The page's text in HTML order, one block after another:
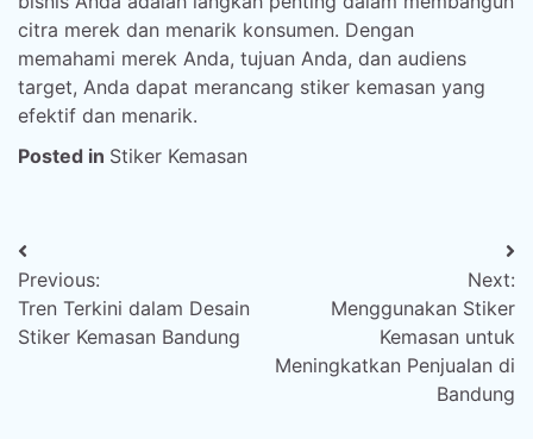
citra merek dan menarik konsumen. Dengan
memahami merek Anda, tujuan Anda, dan audiens
target, Anda dapat merancang stiker kemasan yang
efektif dan menarik.
Posted in Stiker Kemasan
Post
navigation
Previous:
Tren Terkini dalam Desain
Stiker Kemasan Bandung
Next:
Menggunakan Stiker
Kemasan untuk
Meningkatkan Penjualan di
Bandung